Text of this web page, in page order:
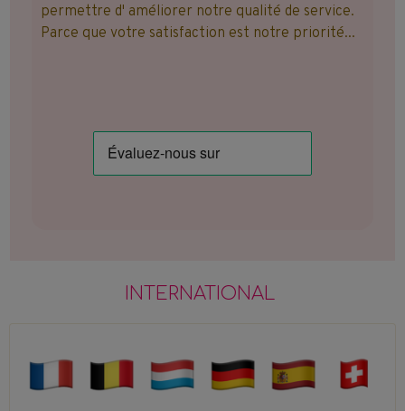
permettre d' améliorer notre qualité de service.
Parce que votre satisfaction est notre priorité...
INTERNATIONAL